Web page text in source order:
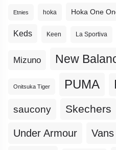
Etnies hoka Hoka One
Keds Keen La Sportiva
Mizuno New
Onitsuka Tiger PUMA
saucony Skechers
Under Armour Vans